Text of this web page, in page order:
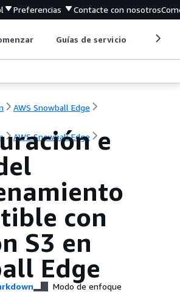
Preferencias Contacte con nosotros
Guías de servicio
AWS Snowball Edge
AWS Snowball Edge e
con
S3 en
Edge
Modo de enfoque